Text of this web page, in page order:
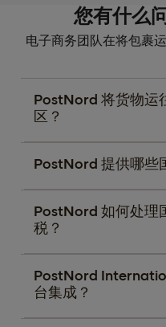
您有什么
电子商务团队在将包裹
PostNord 将货物运
区？
PostNord 提供哪些
PostNord 如何处理
税？
PostNord
台集成？